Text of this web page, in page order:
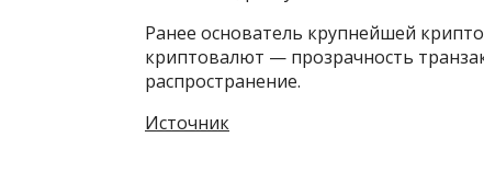
Ранее основатель крупнейшей
криптовалют — прозрачность
распространение.
Источник